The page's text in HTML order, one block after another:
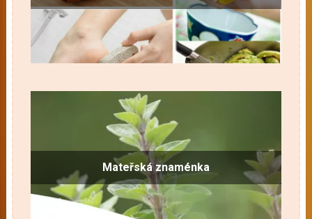
Mateřská znaménka